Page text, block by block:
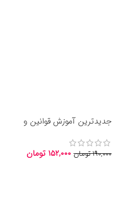
جدیدترین آموزش قوانین و
۱۹۰,۰۰۰تومان ۱۵۲,۰۰۰ تومان